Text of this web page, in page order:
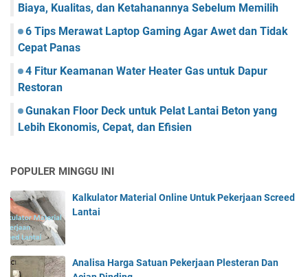
Biaya, Kualitas, dan Ketahanannya Sebelum Memilih
6 Tips Merawat Laptop Gaming Agar Awet dan Tidak
Cepat Panas
4 Fitur Keamanan Water Heater Gas untuk Dapur
Restoran
Gunakan Floor Deck untuk Pelat Lantai Beton yang
Lebih Ekonomis, Cepat, dan Efisien
POPULER MINGGU INI
Kalkulator Material Online Untuk Pekerjaan Screed
Lantai
Analisa Harga Satuan Pekerjaan Plesteran Dan